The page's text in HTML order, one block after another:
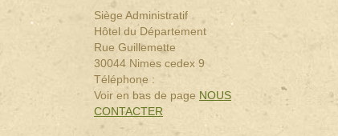
Siège Administratif
Hôtel du Département
Rue Guillemette
30044 Nimes cedex 9
Téléphone :
Voir en bas de page NOUS
CONTACTER